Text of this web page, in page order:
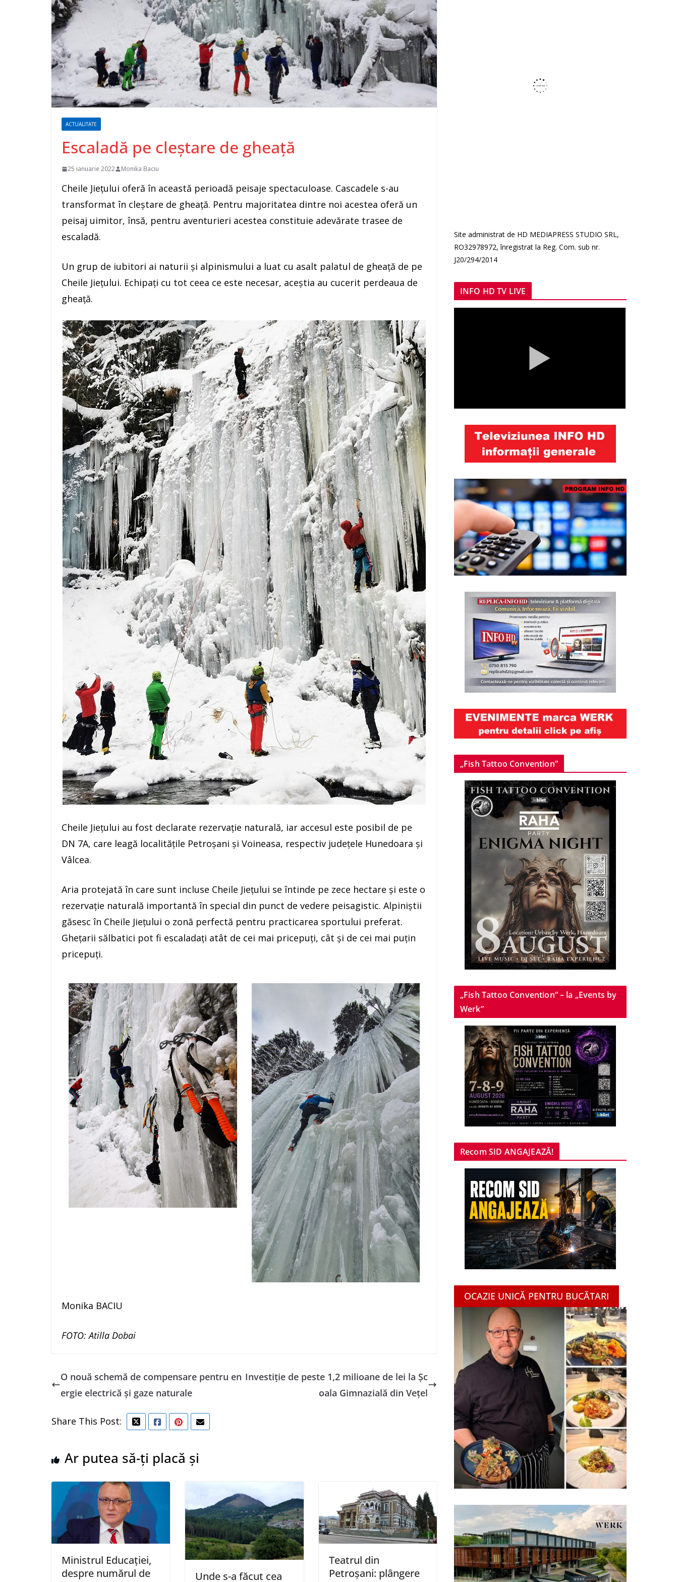
ACTUALITATE
Escaladă pe cleștare de gheață
25 ianuarie 2022 Monika Baciu
Cheile Jiețului oferă în această perioadă peisaje spectaculoase. Cascadele s-au
transformat în cleștare de gheață. Pentru majoritatea dintre noi acestea oferă un
peisaj uimitor, însă, pentru aventurieri acestea constituie adevărate trasee de
escaladă.
Un grup de iubitori ai naturii și alpinismului a luat cu asalt palatul de gheață de pe
Cheile Jiețului. Echipați cu tot ceea ce este necesar, aceștia au cucerit perdeaua de
gheață.
Cheile Jiețului au fost declarate rezervaţie naturală, iar accesul este posibil de pe
DN 7A, care leagă localităţile Petroşani şi Voineasa, respectiv judeţele Hunedoara şi
Vâlcea.
Aria protejată în care sunt incluse Cheile Jiețului se întinde pe zece hectare şi este o
rezervaţie naturală importantă în special din punct de vedere peisagistic. Alpiniştii
găsesc în Cheile Jiețului o zonă perfectă pentru practicarea sportului preferat.
Gheţarii sălbatici pot fi escaladaţi atât de cei mai pricepuţi, cât şi de cei mai puţin
pricepuţi.
Monika BACIU
FOTO: Atilla Dobai
O nouă schemă de compensare pentru en
ergie electrică și gaze naturale
Investiție de peste 1,2 milioane de lei la Șc
oala Gimnazială din Vețel
Share This Post:
Ar putea să-ți placă și
Ministrul Educaţiei,
despre numărul de
Unde s-a făcut cea
Teatrul din
Petroșani: plângere
Site administrat de HD MEDIAPRESS STUDIO SRL,
RO32978972, înregistrat la Reg. Com. sub nr.
J20/294/2014
INFO HD TV LIVE
„Fish Tattoo Convention”
„Fish Tattoo Convention” – la „Events by
Werk”
Recom SID ANGAJEAZĂ!
OCAZIE UNICĂ PENTRU BUCĂTARI